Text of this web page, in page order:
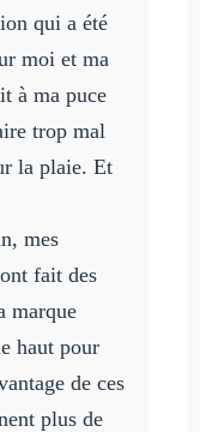
qui a été
moi et ma
à ma puce
trop mal
la plaie. Et
mes
fait des
marque
haut pour
de ces
plus de